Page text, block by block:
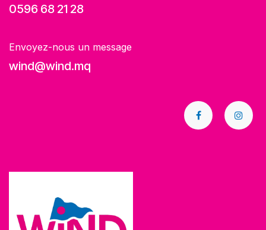
0596 68 21 28
Envoyez-nous un message
wind@wind.mq